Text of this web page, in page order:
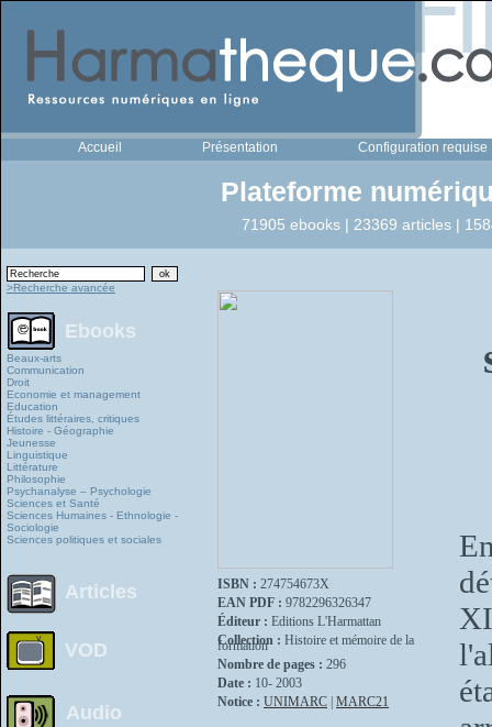
Accueil Présentation Configuration requise
Plateforme
71905 ebooks | 23369 articles |
>Recherche avancée
Ebooks
Beaux-arts
Communication
Droit
Economie et management
Education
Études littéraires, critiques
Histoire - Géographie
Jeunesse
Linguistique
Littérature
Philosophie
Psychanalyse – Psychologie
Sciences et Santé
Sciences Humaines - Ethnologie -
Sociologie
Sciences politiques et sociales
Articles
VOD
Audio
ISBN : 274754673X
EAN PDF : 9782296326347
Éditeur : Editions L'Harmattan
Collection : Histoire et mémoire de la
formation
Nombre de pages : 296
Date : 10- 2003
Notice : UNIMARC MARC21